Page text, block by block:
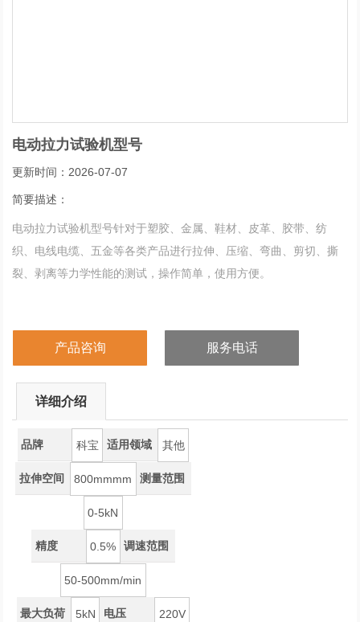
电动拉力试验机型号
更新时间：2026-07-07
简要描述：
电动拉力试验机型号针对于塑胶、金属、鞋材、皮革、胶带、纺
织、电线电缆、五金等各类产品进行拉伸、压缩、弯曲、剪切、撕
裂、剥离等力学性能的测试，操作简单，使用方便。
产品咨询 服务电话
详细介绍
品牌 科宝 适用领域 其他
拉伸空间 800mmmm 测量范围
0-5kN
精度 0.5% 调速范围
50-500mm/min
最大负荷 5kN 电压 220V